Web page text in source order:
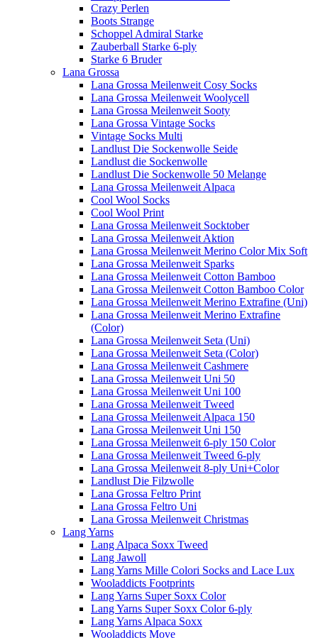
Crazy Perlen
Boots Strange
Schoppel Admiral Starke
Zauberball Starke 6-ply
Starke 6 Bruder
Lana Grossa
Lana Grossa Meilenweit Cosy Socks
Lana Grossa Meilenweit Woolycell
Lana Grossa Meilenweit Sooty
Lana Grossa Vintage Socks
Vintage Socks Multi
Landlust Die Sockenwolle Seide
Landlust die Sockenwolle
Landlust Die Sockenwolle 50 Melange
Lana Grossa Meilenweit Alpaca
Cool Wool Socks
Cool Wool Print
Lana Grossa Meilenweit Socktober
Lana Grossa Meilenweit Aktion
Lana Grossa Meilenweit Merino Color Mix Soft
Lana Grossa Meilenweit Sparks
Lana Grossa Meilenweit Cotton Bamboo
Lana Grossa Meilenweit Cotton Bamboo Color
Lana Grossa Meilenweit Merino Extrafine (Uni)
Lana Grossa Meilenweit Merino Extrafine
(Color)
Lana Grossa Meilenweit Seta (Uni)
Lana Grossa Meilenweit Seta (Color)
Lana Grossa Meilenweit Cashmere
Lana Grossa Meilenweit Uni 50
Lana Grossa Meilenweit Uni 100
Lana Grossa Meilenweit Tweed
Lana Grossa Meilenweit Alpaca 150
Lana Grossa Meilenweit Uni 150
Lana Grossa Meilenweit 6-ply 150 Color
Lana Grossa Meilenweit Tweed 6-ply
Lana Grossa Meilenweit 8-ply Uni+Color
Landlust Die Filzwolle
Lana Grossa Feltro Print
Lana Grossa Feltro Uni
Lana Grossa Meilenweit Christmas
Lang Yarns
Lang Alpaca Soxx Tweed
Lang Jawoll
Lang Yarns Mille Colori Socks and Lace Lux
Wooladdicts Footprints
Lang Yarns Super Soxx Color
Lang Yarns Super Soxx Color 6-ply
Lang Yarns Alpaca Soxx
Wooladdicts Move